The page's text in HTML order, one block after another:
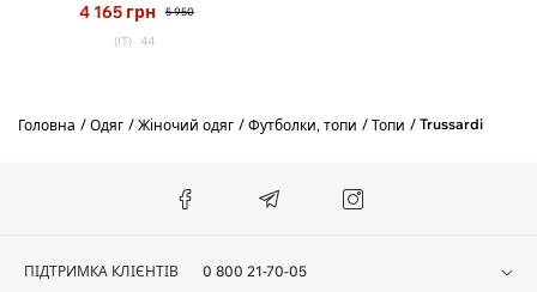
4 165 грн 5 950
(IT) 44
Головна Одяг Жіночий одяг Футболки, топи Топи Trussardi
ПІДТРИМКА КЛІЄНТІВ 0 800 21-70-05